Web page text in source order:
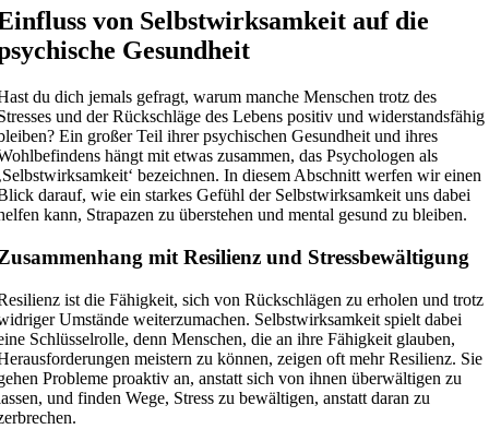
von Selbstwirksamkeit auf die
Gesundheit
du dich jemals gefragt, warum manche Menschen trotz des
und der Rückschläge des Lebens positiv und widerstandsfähig
Ein großer Teil ihrer psychischen Gesundheit und ihres
hängt mit etwas zusammen, das Psychologen als
bezeichnen. In diesem Abschnitt werfen wir einen
darauf, wie ein starkes Gefühl der Selbstwirksamkeit uns dabei
kann, Strapazen zu überstehen und mental gesund zu bleiben.
mit Resilienz und Stressbewältigung
ist die Fähigkeit, sich von Rückschlägen zu erholen und trotz
Umstände weiterzumachen. Selbstwirksamkeit spielt dabei
Schlüsselrolle, denn Menschen, die an ihre Fähigkeit glauben,
meistern zu können, zeigen oft mehr Resilienz. Sie
Probleme proaktiv an, anstatt sich von ihnen überwältigen zu
und finden Wege, Stress zu bewältigen, anstatt daran zu